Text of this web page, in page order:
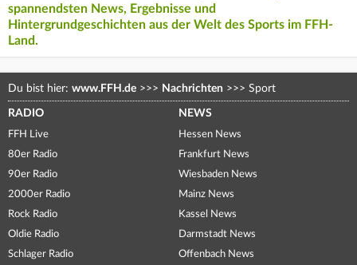
spannendsten News, Ergebnisse und
Hintergrundgeschichten aus der Welt des Sports im FFH-
Land.
Du bist hier: www.FFH.de >>> Nachrichten >>> Sport
RADIO
FFH Live
80er Radio
90er Radio
2000er Radio
Rock Radio
Oldie Radio
Schlager Radio
NEWS
Hessen News
Frankfurt News
Wiesbaden News
Mainz News
Kassel News
Darmstadt News
Offenbach News